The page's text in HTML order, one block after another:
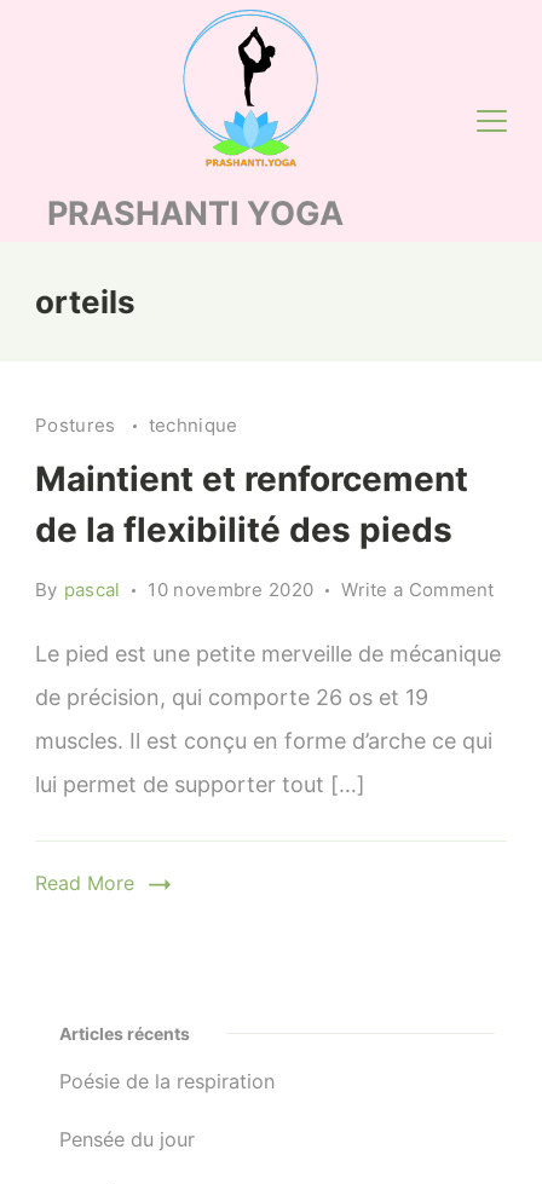
PRASHANTI YOGA
orteils
Postures technique
Maintient et renforcement
de la flexibilité des pieds
By pascal 10 novembre 2020 Write a Commenton
et
pieds
Le pied est une petite merveille de mécanique
de précision, qui comporte 26 os et 19
muscles. Il est conçu en forme d’arche ce qui
lui permet de supporter tout […]
Read More
Articles récents
Poésie de la respiration
Pensée du jour